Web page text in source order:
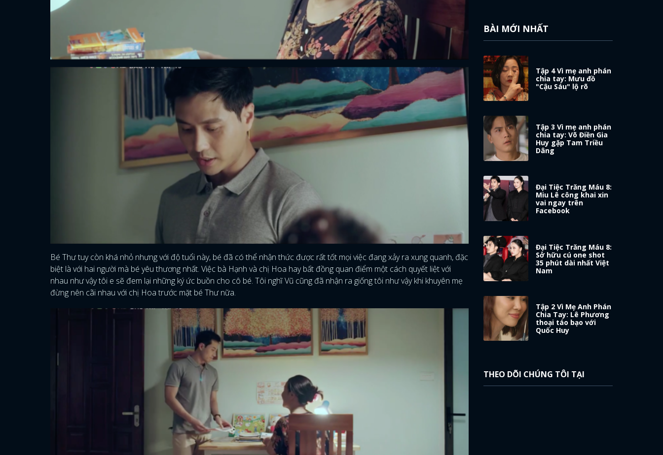
ĐĂNG NHẬP
Bé Thư tuy còn khá nhỏ nhưng với độ tuổi này, bé đã có thể nhận thức được rất tốt mọi việc đang xảy ra xung quanh, đặc
biệt là với hai người mà bé yêu thương nhất. Việc bà Hạnh và chị Hoa hay bất đồng quan điểm một cách quyết liệt với
nhau như vậy tôi e sẽ đem lại những ký ức buồn cho cô bé. Tôi nghĩ Vũ cũng đã nhận ra giống tôi như vậy khi khuyên mẹ
đừng nên cãi nhau với chị Hoa trước mặt bé Thư nữa.
BÀI MỚI NHẤT
Tập 4 Vì mẹ anh phán
chia tay: Mưu đồ
"Cậu Sáu" lộ rõ
Tập 3 Vì mẹ anh phán
chia tay: Võ Điền Gia
Huy gặp Tam Triều
Dâng
Đại Tiệc Trăng Máu 8:
Miu Lê công khai xin
vai ngay trên
Facebook
Đại Tiệc Trăng Máu 8:
Sở hữu cú one shot
35 phút dài nhất Việt
Nam
Tập 2 Vì Mẹ Anh Phán
Chia Tay: Lê Phương
thoại táo bạo với
Quốc Huy
THEO DÕI CHÚNG TÔI TẠI